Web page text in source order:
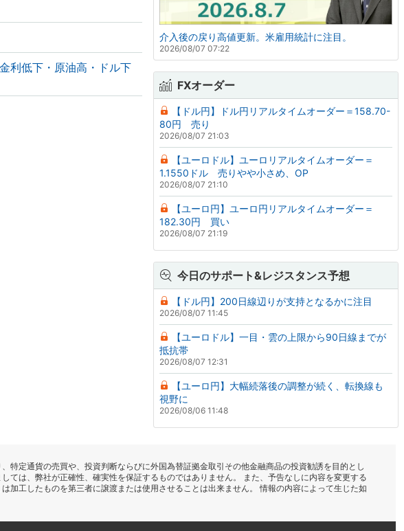
利低下・原油高・ドル下
介入後の戻り高値更新。米雇用統計に注目。
2026/08/07 07:22
FXオーダー
【ドル円】ドル円リアルタイムオーダー＝158.70-
80円 売り
2026/08/07 21:03
【ユーロドル】ユーロリアルタイムオーダー＝
1.1550ドル 売りやや小さめ、OP
2026/08/07 21:10
【ユーロ円】ユーロ円リアルタイムオーダー＝
182.30円 買い
2026/08/07 21:19
今日のサポート&レジスタンス予想
【ドル円】200日線辺りが支持となるかに注目
2026/08/07 11:45
【ユーロドル】一目・雲の上限から90日線までが
抵抗帯
2026/08/07 12:31
【ユーロ円】大幅続落後の調整が続く、転換線も
視野に
2026/08/06 11:48
定通貨の売買や、投資判断ならびに外国為替証拠金取引その他金融商品の投資勧誘を目的とし
は、弊社が正確性、確実性を保証するものではありません。 また、予告なしに内容を変更する
加工したものを第三者に譲渡または使用させることは出来ません。 情報の内容によって生じた如